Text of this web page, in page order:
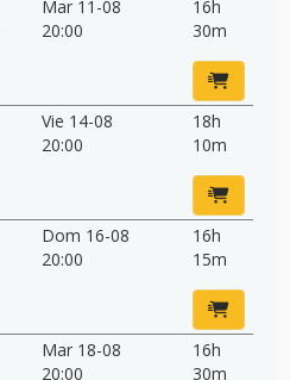
Mar 11-08
20:00
16h
30m
Vie 14-08
20:00
18h
10m
Dom 16-08
20:00
16h
15m
Mar 18-08
20:00
16h
30m